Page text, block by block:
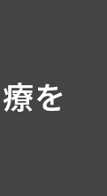
を